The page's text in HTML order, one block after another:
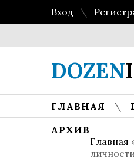
Вход
DOZEN
ГЛАВНАЯ
АРХИВ
Главная